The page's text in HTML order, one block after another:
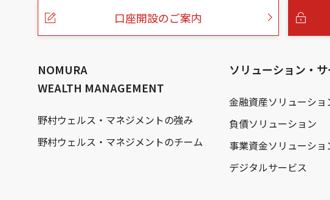
口座開設のご案内
NOMURA
WEALTH MANAGEMENT
野村ウェルス・マネジメントの強み
野村ウェルス・マネジメントのチーム
ソリューション・
金融資産ソリューショ
負債ソリューション
事業資金ソリューショ
デジタルサービス